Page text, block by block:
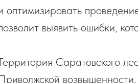
оптимизировать
выявить ошибки,
Саратовского